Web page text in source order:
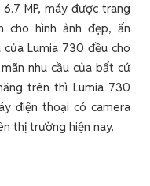
MP, máy được trang
cho hình ảnh đẹp, ấn
Lumia 730 đều cho
nhu cầu của bất cứ
trên thì Lumia 730
điện thoại có camera
thị trường hiện nay.